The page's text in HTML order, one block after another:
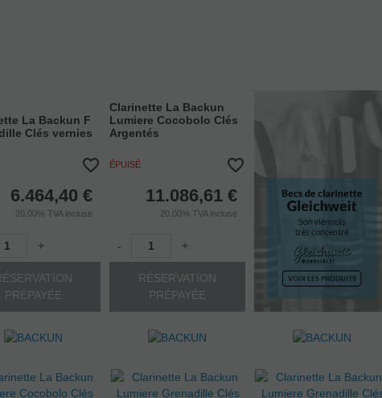
La Backun F
Clés vernies
6.464,40 €
20.00%TVA incluse
+
PRÉPAYÉE
Clarinette La Backun
Lumiere Cocobolo Clés
Argentés
ÉPUISÉ
11.086,61 €
20.00% TVA incluse
- +
RÉSERVATION
PRÉPAYÉE